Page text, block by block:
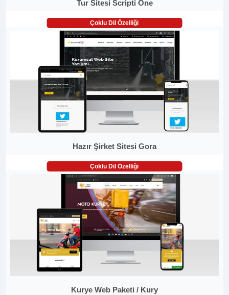
Tur Sitesi Scripti One
Çoklu Dil Özelliği
Hazır Şirket Sitesi Gora
Çoklu Dil Özelliği
Kurye Web Paketi / Kury